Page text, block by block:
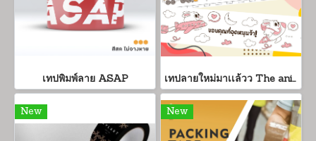
เทปพิมพ์ลาย ASAP เทปลายใหม่มาเเล้วว The animal gang น้องน่ารักมากก (1 เเพค 6 ม้วน)
New New